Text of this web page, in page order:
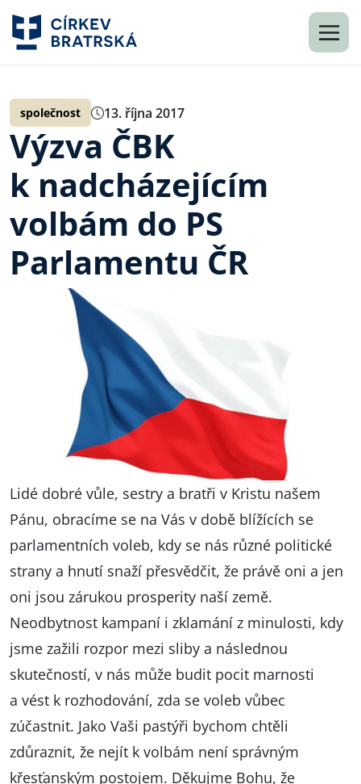
společnost 13. října 2017
Výzva ČBK
k nadcházejícím
volbám do PS
Parlamentu ČR
Lidé dobré vůle, sestry a bratři v Kristu našem
Pánu, obracíme se na Vás v době blížících se
parlamentních voleb, kdy se nás různé politické
strany a hnutí snaží přesvědčit, že právě oni a jen
oni jsou zárukou prosperity naší země.
Neodbytnost kampaní i zklamání z minulosti, kdy
jsme zažili rozpor mezi sliby a následnou
skutečností, v nás může budit pocit marnosti
a vést k rozhodování, zda se voleb vůbec
zúčastnit. Jako Vaši pastýři bychom chtěli
zdůraznit, že nejít k volbám není správným
křesťanským postojem. Děkujme Bohu, že